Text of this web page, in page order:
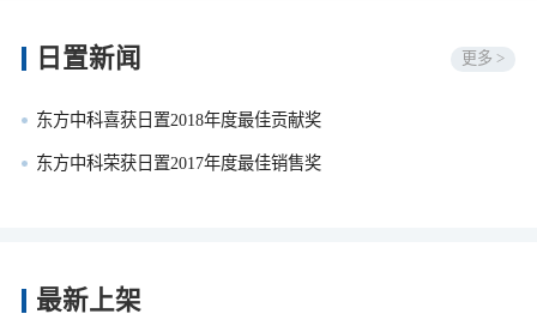
日置新闻 更多 >
东方中科喜获日置2018年度最佳贡献奖
东方中科荣获日置2017年度最佳销售奖
最新上架